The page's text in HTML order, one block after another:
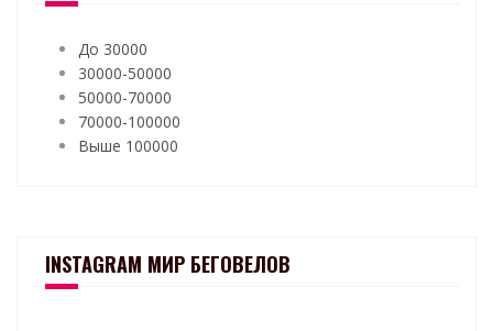
До 30000
30000-50000
50000-70000
70000-100000
Выше 100000
INSTAGRAM МИР БЕГОВЕЛОВ